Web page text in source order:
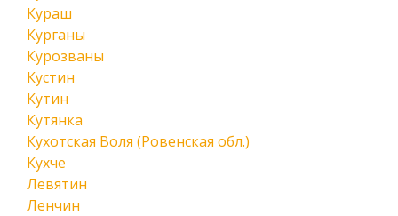
Кураш
Курганы
Курозваны
Кустин
Кутин
Кутянка
Кухотская Воля (Ровенская обл.)
Кухче
Левятин
Ленчин